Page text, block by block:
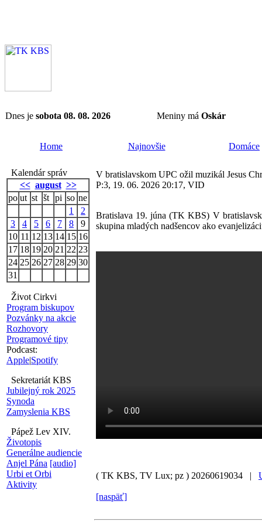
Dnes je sobota 08. 08. 2026 Meniny má Oskár
Home Najnovšie Domáce
Kalendár správ
<< august >>
po ut st št pi so ne
1
2
3
4 5 6 7 8
9
10 11 12 13 14 15 16
17 18 19 20 21 22 23
24 25 26 27 28 29 30
31
Život Cirkvi
Program biskupov
Pozvánky na akcie
Rozhovory
Programové tipy
Podcast:
Apple|Spotify
Sekretariát KBS
Jubilejný rok 2025
Synoda
Zamyslenia KBS
Pápež Lev XIV.
Životopis
Generálne audiencie
Anjel Pána [audio]
Urbi et Orbi
Aktivity
V bratislavskom UPC ožil muzikál Jesus
P:3, 19. 06. 2026 20:17, VID
Bratislava 19. júna (TK KBS) V
skupina mladých nadšencov ako
( TK KBS, TV Lux; pz ) 20260619034 |
[naspäť]